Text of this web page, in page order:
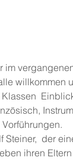
willkommen
der
ihren